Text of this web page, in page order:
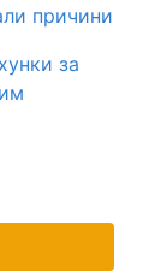
причини
за